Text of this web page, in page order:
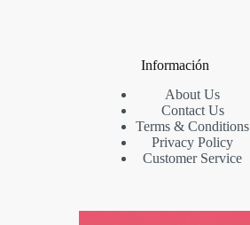
Información
About Us
Contact Us
Terms & Conditions
Privacy Policy
Customer Service